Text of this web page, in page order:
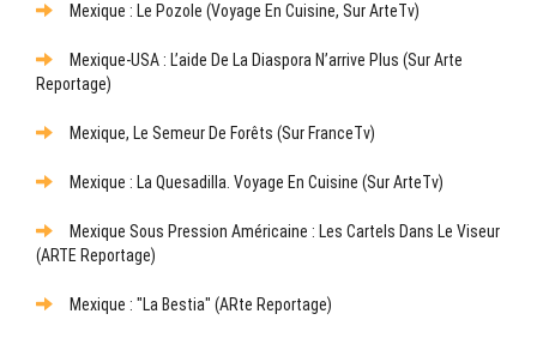
Mexique : Le Pozole (Voyage En Cuisine, Sur ArteTv)
Mexique-USA : L’aide De La Diaspora N’arrive Plus (sur Arte
Reportage)
Mexique, Le Semeur De Forêts (sur FranceTv)
Mexique : La Quesadilla. Voyage En Cuisine (sur ArteTv)
Mexique Sous Pression Américaine : Les Cartels Dans Le Viseur
(ARTE Reportage)
Mexique : "La Bestia" (ARte Reportage)